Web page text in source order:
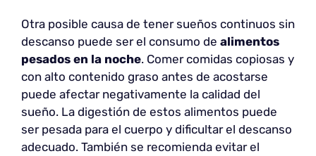
Otra posible causa de tener sueños continuos sin
descanso puede ser el consumo de alimentos
pesados en la noche. Comer comidas copiosas y
con alto contenido graso antes de acostarse
puede afectar negativamente la calidad del
sueño. La digestión de estos alimentos puede
ser pesada para el cuerpo y dificultar el descanso
adecuado. También se recomienda evitar el